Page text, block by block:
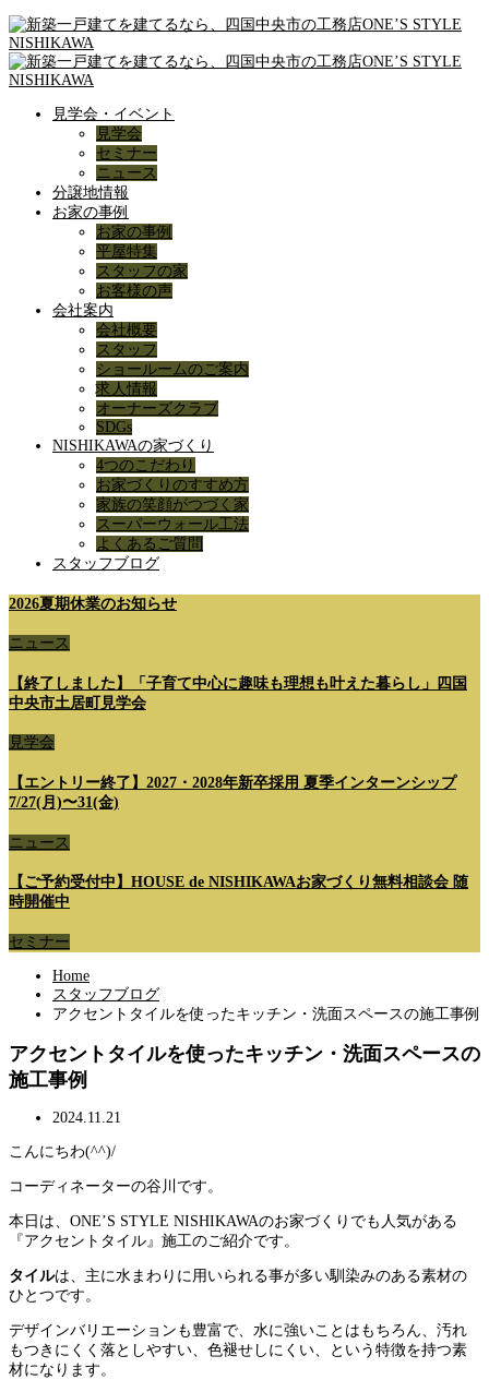
見学会・イベント
見学会
セミナー
ニュース
分譲地情報
お家の事例
お家の事例
平屋特集
スタッフの家
お客様の声
会社案内
会社概要
スタッフ
ショールームのご案内
求人情報
オーナーズクラブ
SDGs
NISHIKAWAの家づくり
4つのこだわり
お家づくりのすすめ方
家族の笑顔がつづく家
スーパーウォール工法
よくあるご質問
スタッフブログ
2026夏期休業のお知らせ
ニュース
【終了しました】「子育て中心に趣味も理想も叶えた暮らし」四国
中央市土居町見学会
見学会
【エントリー終了】2027・2028年新卒採用 夏季インターンシップ
7/27(月)〜31(金)
ニュース
【ご予約受付中】HOUSE de NISHIKAWAお家づくり無料相談会 随
時開催中
セミナー
Home
スタッフブログ
アクセントタイルを使ったキッチン・洗面スペースの施工事例
アクセントタイルを使ったキッチン・洗面スペースの
施工事例
2024.11.21
こんにちわ(^^)/
コーディネーターの谷川です。
本日は、ONE’S STYLE NISHIKAWAのお家づくりでも人気がある
『アクセントタイル』施工のご紹介です。
タイルは、主に水まわりに用いられる事が多い馴染みのある素材の
ひとつです。
デザインバリエーションも豊富で、水に強いことはもちろん、汚れ
もつきにくく落としやすい、色褪せしにくい、という特徴を持つ素
材になります。